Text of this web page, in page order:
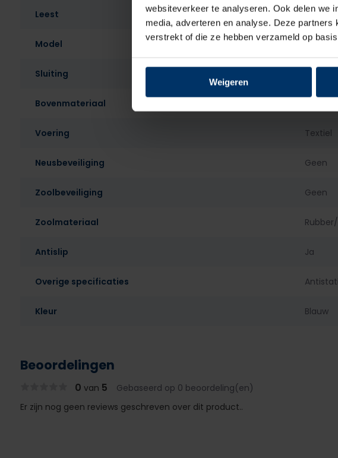
websiteverkeer te analyseren. Ook delen we
media, adverteren en analyse. Deze
verstrekt of die ze hebben verzameld op
Weigeren
Leest Heren
Model Laag
Sluiting
Bovenmateriaal
Voering Textiel
Neusbeveiliging Geen
Zoolbeveiliging Geen
Zoolmateriaal Rubber/
Antislip Ja
Overige specificaties
Kleur Blauw
Beoordelingen
0 van 5
Gebaseerd op 0 beoordeling(en)
Er zijn nog geen reviews geschreven over dit product..